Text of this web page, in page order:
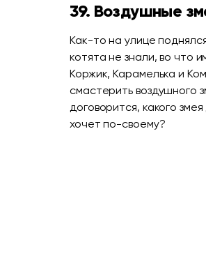
39. Воздушные
Как-то на улице
котята не знали, во что
Коржик, Карамелька и
смастерить воздушного
договорится, какого
хочет по-своему?